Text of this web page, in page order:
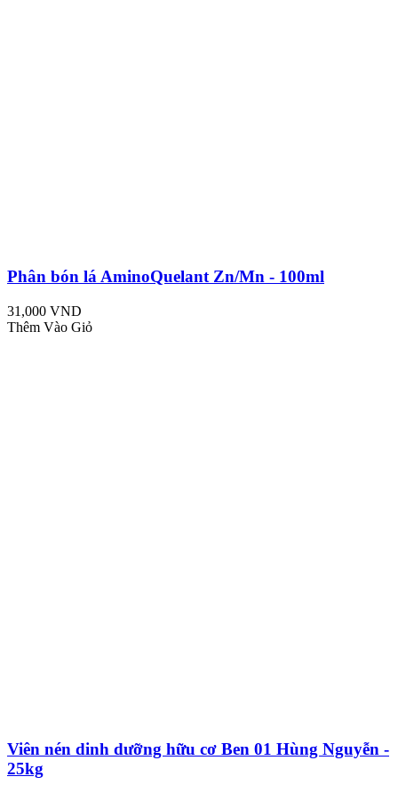
Phân bón lá AminoQuelant Zn/Mn - 100ml
31,000 VND
Thêm Vào Giỏ
Viên nén dinh dưỡng hữu cơ Ben 01 Hùng Nguyễn -
25kg